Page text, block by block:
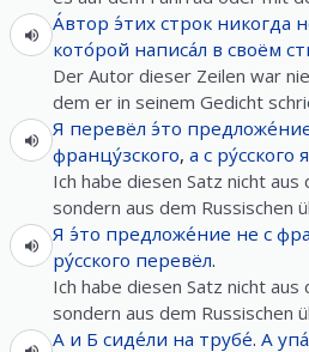
А́втор э́тих строк никогда
кото́рой написа́л в своём
Der Autor dieser Zeilen war
dem er in seinem Gedicht
Я перевёл э́то
францу́зского, а с ру́сского
Ich habe diesen Satz nicht aus
sondern aus dem Russischen
Я э́то предложе́ние не с
ру́сского перевёл.
Ich habe diesen Satz nicht aus
sondern aus dem Russischen
А и Б сиде́ли на трубе́. А